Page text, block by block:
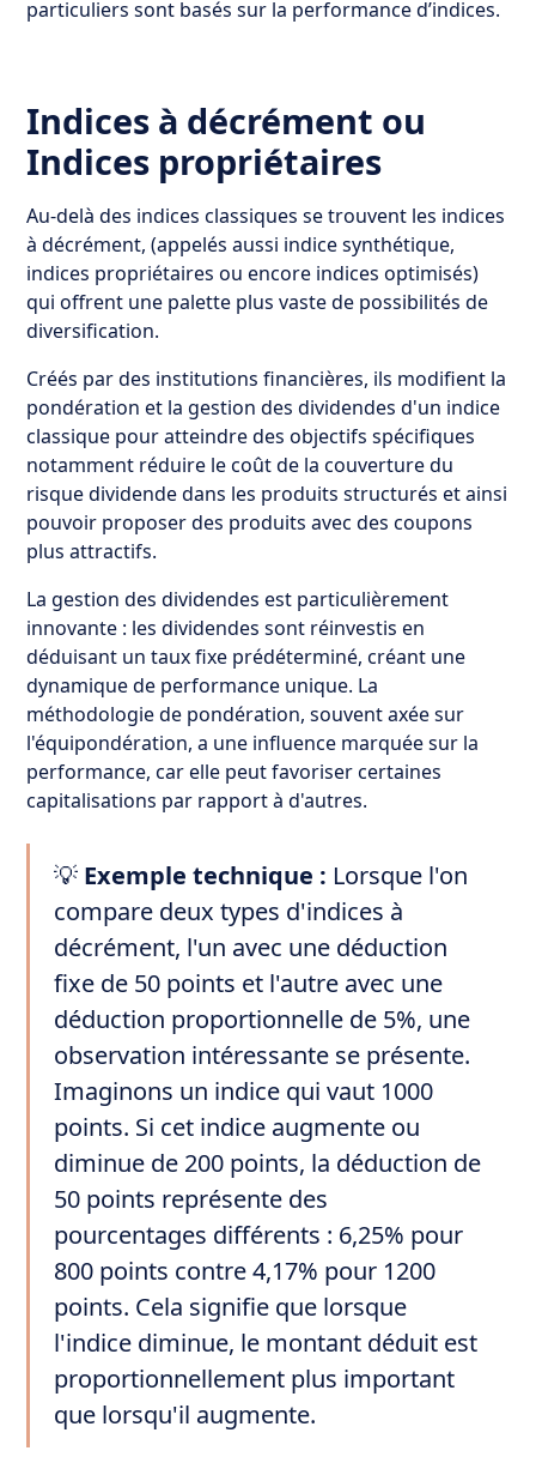
particuliers sont basés sur la performance d’indices.
Indices à décrément ou
Indices propriétaires
Au-delà des indices classiques se trouvent les indices
à décrément, (appelés aussi indice synthétique,
indices propriétaires ou encore indices optimisés)
qui offrent une palette plus vaste de possibilités de
diversification.
Créés par des institutions financières, ils modifient la
pondération et la gestion des dividendes d'un indice
classique pour atteindre des objectifs spécifiques
notamment réduire le coût de la couverture du
risque dividende dans les produits structurés et ainsi
pouvoir proposer des produits avec des coupons
plus attractifs.
La gestion des dividendes est particulièrement
innovante : les dividendes sont réinvestis en
déduisant un taux fixe prédéterminé, créant une
dynamique de performance unique. La
méthodologie de pondération, souvent axée sur
l'équipondération, a une influence marquée sur la
performance, car elle peut favoriser certaines
capitalisations par rapport à d'autres.
💡 Exemple technique : Lorsque l'on
compare deux types d'indices à
décrément, l'un avec une déduction
fixe de 50 points et l'autre avec une
déduction proportionnelle de 5%, une
observation intéressante se présente.
Imaginons un indice qui vaut 1000
points. Si cet indice augmente ou
diminue de 200 points, la déduction de
50 points représente des
pourcentages différents : 6,25% pour
800 points contre 4,17% pour 1200
points. Cela signifie que lorsque
l'indice diminue, le montant déduit est
proportionnellement plus important
que lorsqu'il augmente.